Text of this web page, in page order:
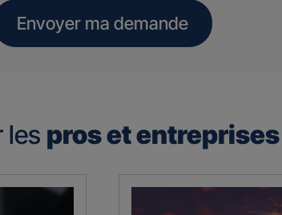
Envoyer ma demande
les pros et